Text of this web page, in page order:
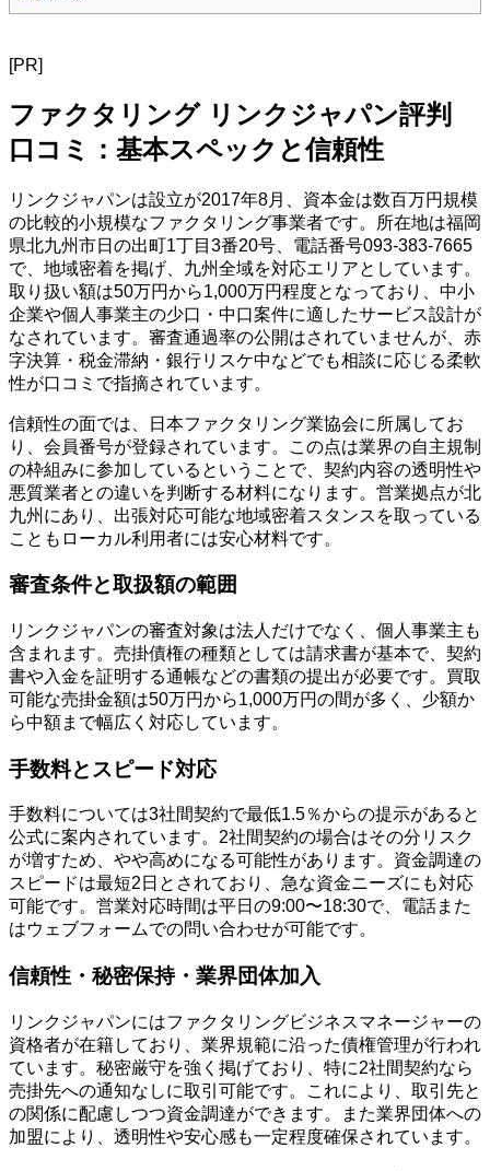
[PR]
ファクタリング リンクジャパン評判
口コミ：基本スペックと信頼性
リンクジャパンは設立が2017年8月、資本金は数百万円規模
の比較的小規模なファクタリング事業者です。所在地は福岡
県北九州市日の出町1丁目3番20号、電話番号093-383-7665
で、地域密着を掲げ、九州全域を対応エリアとしています。
取り扱い額は50万円から1,000万円程度となっており、中小
企業や個人事業主の少口・中口案件に適したサービス設計が
なされています。審査通過率の公開はされていませんが、赤
字決算・税金滞納・銀行リスケ中などでも相談に応じる柔軟
性が口コミで指摘されています。
信頼性の面では、日本ファクタリング業協会に所属してお
り、会員番号が登録されています。この点は業界の自主規制
の枠組みに参加しているということで、契約内容の透明性や
悪質業者との違いを判断する材料になります。営業拠点が北
九州にあり、出張対応可能な地域密着スタンスを取っている
こともローカル利用者には安心材料です。
審査条件と取扱額の範囲
リンクジャパンの審査対象は法人だけでなく、個人事業主も
含まれます。売掛債権の種類としては請求書が基本で、契約
書や入金を証明する通帳などの書類の提出が必要です。買取
可能な売掛金額は50万円から1,000万円の間が多く、少額か
ら中額まで幅広く対応しています。
手数料とスピード対応
手数料については3社間契約で最低1.5％からの提示があると
公式に案内されています。2社間契約の場合はその分リスク
が増すため、やや高めになる可能性があります。資金調達の
スピードは最短2日とされており、急な資金ニーズにも対応
可能です。営業対応時間は平日の9:00〜18:30で、電話また
はウェブフォームでの問い合わせが可能です。
信頼性・秘密保持・業界団体加入
リンクジャパンにはファクタリングビジネスマネージャーの
資格者が在籍しており、業界規範に沿った債権管理が行われ
ています。秘密厳守を強く掲げており、特に2社間契約なら
売掛先への通知なしに取引可能です。これにより、取引先と
の関係に配慮しつつ資金調達ができます。また業界団体への
加盟により、透明性や安心感も一定程度確保されています。